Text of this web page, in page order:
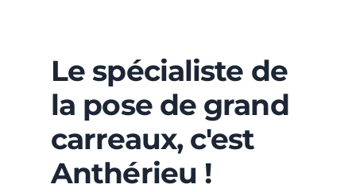
Le spécialiste de
la pose de grand
carreaux, c'est
Anthérieu !